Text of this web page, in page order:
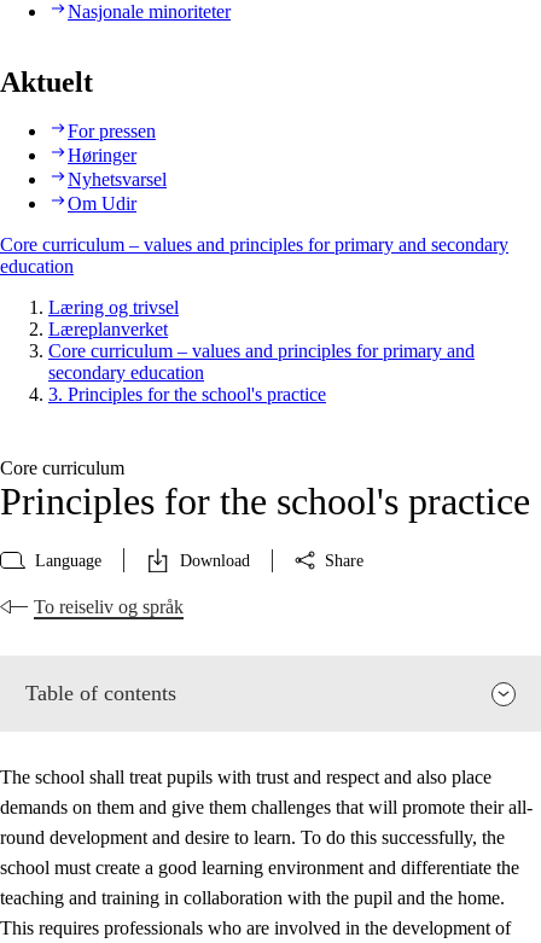
Nasjonale minoriteter
Aktuelt
For pressen
Høringer
Nyhetsvarsel
Om Udir
Core curriculum – values and principles for primary and secondary
education
Læring og trivsel
Læreplanverket
Core curriculum – values and principles for primary and
secondary education
3. Principles for the school's practice
Core curriculum
Principles for the school's practice
Language Download Share
To reiseliv og språk
Table of contents
The school shall treat pupils with trust and respect and also place
demands on them and give them challenges that will promote their all-
round development and desire to learn. To do this successfully, the
school must create a good learning environment and differentiate the
teaching and training in collaboration with the pupil and the home.
This requires professionals who are involved in the development of